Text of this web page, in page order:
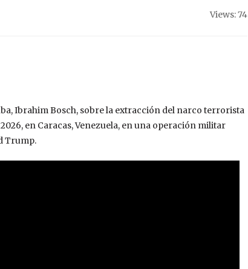
Views: 74
Ibrahim Bosch, sobre la extracción del narco terrorista
en Caracas, Venezuela, en una operación militar
Trump.